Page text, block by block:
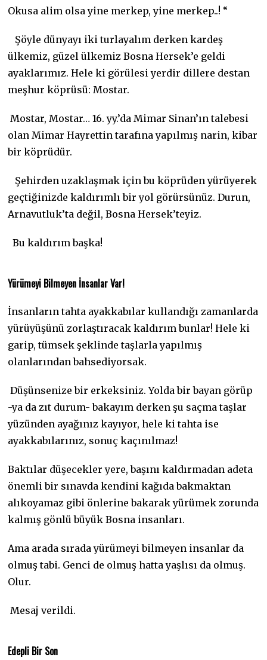
Okusa alim olsa yine merkep, yine merkep..! “
Şöyle dünyayı iki turlayalım derken kardeş
ülkemiz, güzel ülkemiz Bosna Hersek’e geldi
ayaklarımız. Hele ki görülesi yerdir dillere destan
meşhur köprüsü: Mostar.
Mostar, Mostar… 16. yy.’da Mimar Sinan’ın talebesi
olan Mimar Hayrettin tarafına yapılmış narin, kibar
bir köprüdür.
Şehirden uzaklaşmak için bu köprüden yürüyerek
geçtiğinizde kaldırımlı bir yol görürsünüz. Durun,
Arnavutluk’ta değil, Bosna Hersek’teyiz.
Bu kaldırım başka!
Yürümeyi Bilmeyen İnsanlar Var!
İnsanların tahta ayakkabılar kullandığı zamanlarda
yürüyüşünü zorlaştıracak kaldırım bunlar! Hele ki
garip, tümsek şeklinde taşlarla yapılmış
olanlarından bahsediyorsak.
Düşünsenize bir erkeksiniz. Yolda bir bayan görüp
-ya da zıt durum- bakayım derken şu saçma taşlar
yüzünden ayağınız kayıyor, hele ki tahta ise
ayakkabılarınız, sonuç kaçınılmaz!
Baktılar düşecekler yere, başını kaldırmadan adeta
önemli bir sınavda kendini kağıda bakmaktan
alıkoyamaz gibi önlerine bakarak yürümek zorunda
kalmış gönlü büyük Bosna insanları.
Ama arada sırada yürümeyi bilmeyen insanlar da
olmuş tabi. Genci de olmuş hatta yaşlısı da olmuş.
Olur.
Mesaj verildi.
Edepli Bir Son